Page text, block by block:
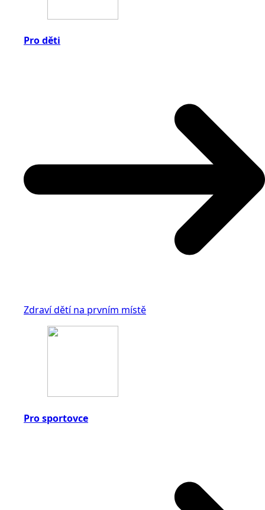
Pro děti
Zdraví dětí na prvním místě
Pro sportovce